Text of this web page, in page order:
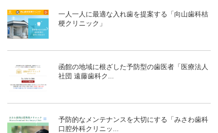
一人一人に最適な入れ歯を提案する「向山歯科桔
梗クリニック」
函館の地域に根ざした予防型の歯医者「医療法人
社団 遠藤歯科ク...
予防的なメンテナンスを大切にする「みさわ歯科
口腔外科クリニッ...